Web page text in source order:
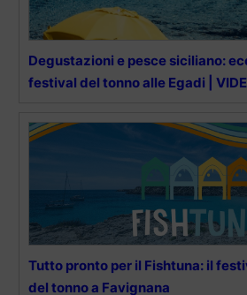
Degustazioni e pesce siciliano:
festival del tonno alle Egadi |
Tutto pronto per il Fishtuna: il
del tonno a Favignana